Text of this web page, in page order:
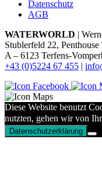
Datenschutz
AGB
WATERWORLD |
Stublerfeld 22,
A – 6123 Terfens-
+43 (0)5224 67 455 |
Diese Website benutzt
nutzten, gehen wir von
Datenschutzerklärung